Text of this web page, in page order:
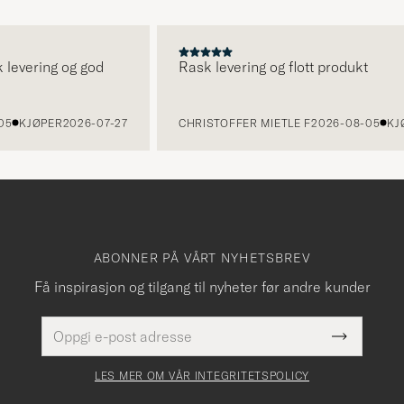
og god
2026-07-27
Rask levering og flott produkt
CHRISTOFFER MIETLE F 2026-08-05
ABONNER PÅ VÅRT NYHETSBREV
Få inspirasjon og tilgang til nyheter før andre kunder
postadresse
Dette
felt
Submit
Newsletter
LES MER OM VÅR INTEGRITETSPOLICY